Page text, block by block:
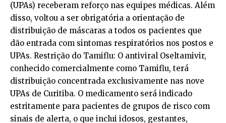
(UPAs) receberam reforço nas equipes médicas. Além
disso, voltou a ser obrigatória a orientação de
distribuição de máscaras a todos os pacientes que
dão entrada com sintomas respiratórios nos postos e
UPAs. Restrição do Tamiflu: O antiviral Oseltamivir,
conhecido comercialmente como Tamiflu, terá
distribuição concentrada exclusivamente nas nove
UPAs de Curitiba. O medicamento será indicado
estritamente para pacientes de grupos de risco com
sinais de alerta, o que inclui idosos, gestantes,